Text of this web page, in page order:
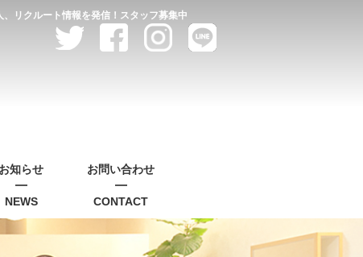
リクルート情報を発信！スタッフ募集中
お知らせ
NEWS
お問い合わせ
CONTACT